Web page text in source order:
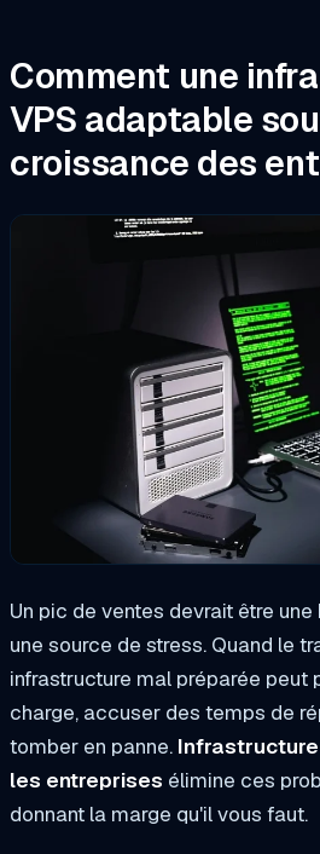
Comment une
VPS adaptable
croissance des
Un pic de ventes devrait être
une source de stress. Quand le
infrastructure mal préparée peut
charge, accuser des temps de
tomber en panne.
les entreprises élimine ces
donnant la marge qu'il vous faut.